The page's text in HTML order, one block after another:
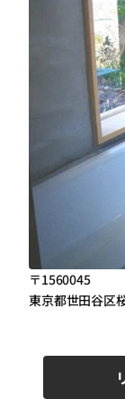
〒1560045
東京都世田谷区